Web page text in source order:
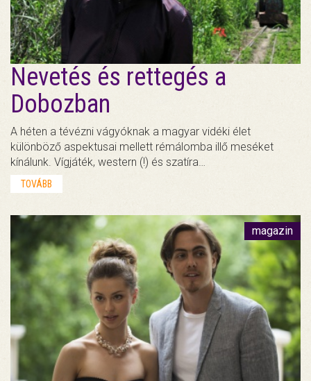
Nevetés és rettegés a
Dobozban
A héten a tévézni vágyóknak a magyar vidéki élet
különböző aspektusai mellett rémálomba illő meséket
kínálunk. Vígjáték, western (!) és szatíra…
TOVÁBB
magazin